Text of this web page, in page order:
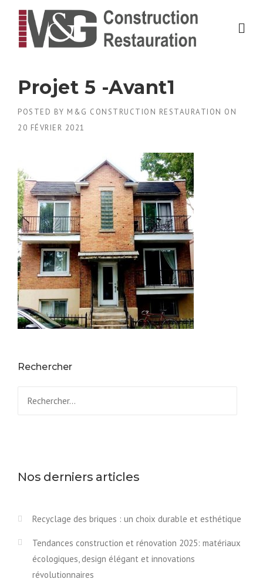
content
Projet 5 -Avant1
POSTED BY M&G CONSTRUCTION RESTAURATION ON
20 FÉVRIER 2021
Rechercher
Nos derniers articles
Recyclage des briques : un choix durable et esthétique
Tendances construction et rénovation 2025: matériaux
écologiques, design élégant et innovations
révolutionnaires